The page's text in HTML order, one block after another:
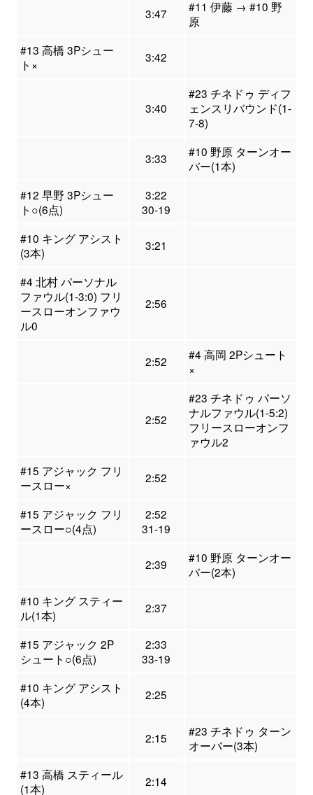
3:47
#11 伊藤 → #10 野
原
#13 高橋 3Pシュー
ト×
3:42
3:40
#23 チネドゥ ディフ
ェンスリバウンド(1-
7-8)
3:33
#10 野原 ターンオー
バー(1本)
#12 早野 3Pシュー
ト○(6点)
3:22
30-19
#10 キング アシスト
(3本)
3:21
#4 北村 パーソナル
ファウル(1-3:0) フリ
ースローオンファウ
ル0
2:56
2:52
#4 高岡 2Pシュート
×
2:52
#23 チネドゥ パーソ
ナルファウル(1-5:2)
フリースローオンフ
ァウル2
#15 アジャック フリ
ースロー×
2:52
#15 アジャック フリ
ースロー○(4点)
2:52
31-19
2:39
#10 野原 ターンオー
バー(2本)
#10 キング スティー
ル(1本)
2:37
#15 アジャック 2P
シュート○(6点)
2:33
33-19
#10 キング アシスト
(4本)
2:25
2:15
#23 チネドゥ ターン
オーバー(3本)
#13 高橋 スティール
(1本)
2:14